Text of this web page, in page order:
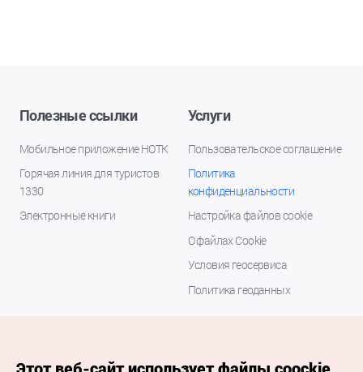
Полезные ссылки
Мобильное приложение НОТК
Горячая линия для туристов
1330
Электронные книги
Услуги
Пользовательское соглашение
Политика
конфиденциальности
Настройка файлов cookie
О файлах Cookie
Условия геосервиса
Политика геоданных